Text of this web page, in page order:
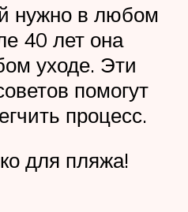
нужно в любом
40 лет она
уходе. Эти
помогут
процесс.
для пляжа!